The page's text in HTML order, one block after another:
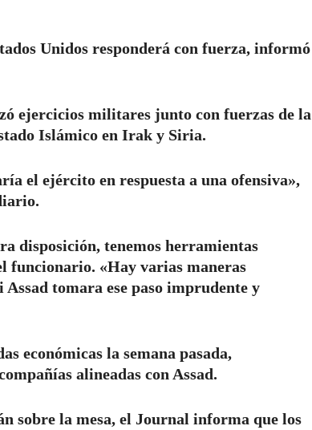
Unidos responderá con fuerza, informó
ejercicios militares junto con fuerzas de la
Islámico en Irak y Siria.
el ejército en respuesta a una ofensiva»,
disposición, tenemos herramientas
funcionario. «Hay varias maneras
tomara ese paso imprudente y
económicas la semana pasada,
alineadas con Assad.
sobre la mesa, el Journal informa que los